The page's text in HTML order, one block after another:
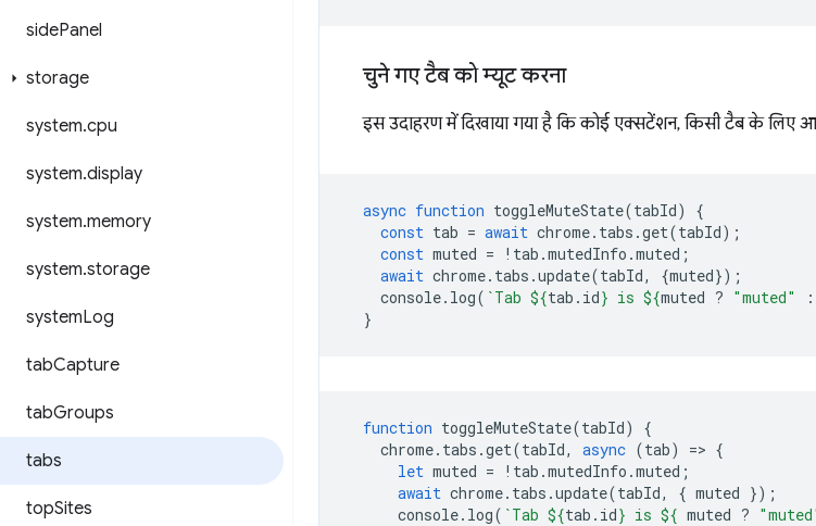
sidePanel
storage
system.cpu
system.display
system.memory
system.storage
systemLog
tabCapture
tabGroups
tabs
topSites
चुने गए टैब को म्यूट करना
इस उदाहरण में दिखाया गया है कि कोई एक्सटेंशन, किसी टैब के
async function toggleMuteState(tabId)
{
const tab = await chrome. tabs .get(tabId);
const muted = ! tab .mutedInfo .muted ;
await chrome. tabs .update(tabId, {muted});
console. log( `Tab ${tab . id} is ${muted ? "muted" :
}
function toggleMuteState(tabId)
{
chrome. tabs .get(tabId, async (tab) => {
let muted = ! tab .mutedInfo .muted ;
await chrome. tabs .update(tabId, { muted });
console. log( `Tab ${tab . id} is ${ muted ?